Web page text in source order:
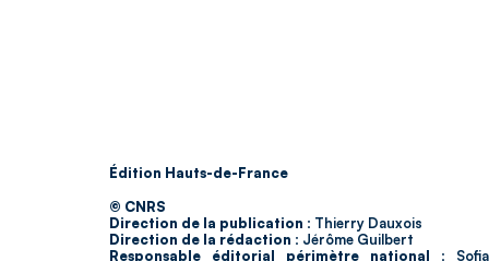
Édition Hauts-de-France
© CNRS
Direction de la publication : Thierry Dauxois
Direction de la rédaction : Jérôme Guilbert
Responsable éditorial périmètre national : Sofia